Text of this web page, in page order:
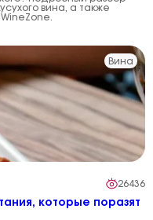
вина, а также
Вина
26436
которые поразят